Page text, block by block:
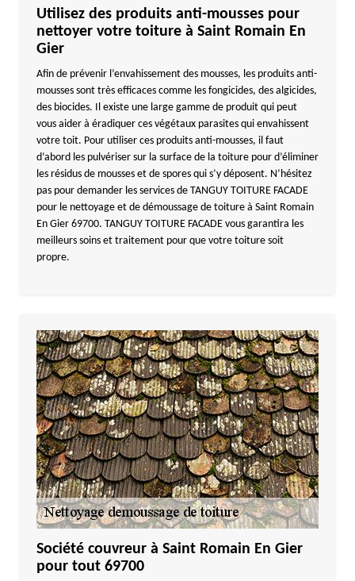
Utilisez des produits anti-mousses pour
nettoyer votre toiture à Saint Romain En
Gier
Afin de prévenir l’envahissement des mousses, les produits anti-
mousses sont très efficaces comme les fongicides, des algicides,
des biocides. Il existe une large gamme de produit qui peut
vous aider à éradiquer ces végétaux parasites qui envahissent
votre toit. Pour utiliser ces produits anti-mousses, il faut
d’abord les pulvériser sur la surface de la toiture pour d’éliminer
les résidus de mousses et de spores qui s’y déposent. N’hésitez
pas pour demander les services de TANGUY TOITURE FACADE
pour le nettoyage et de démoussage de toiture à Saint Romain
En Gier 69700. TANGUY TOITURE FACADE vous garantira les
meilleurs soins et traitement pour que votre toiture soit
propre.
Société couvreur à Saint Romain En Gier
pour tout 69700